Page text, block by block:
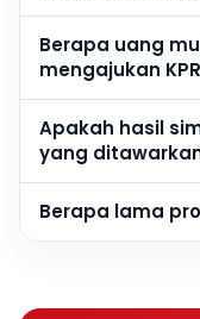
Berapa uang
mengajukan
Apakah hasil
yang
Berapa lama